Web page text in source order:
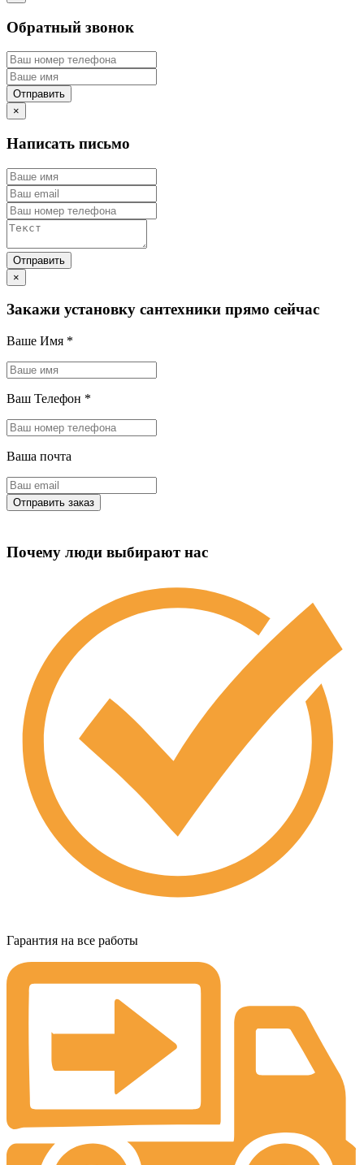
Обратный звонок
×
Написать письмо
×
Закажи установку сантехники прямо сейчас
Ваше Имя *
Ваш Телефон *
Ваша почта
Почему люди выбирают нас
Гарантия на все работы